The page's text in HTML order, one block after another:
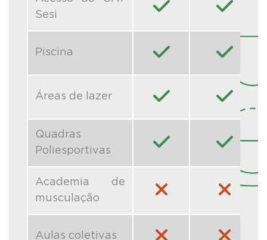
Sesi
Piscina
Áreas de lazer
Quadras
Poliesportivas
Academia de
musculação
Aulas coletivas